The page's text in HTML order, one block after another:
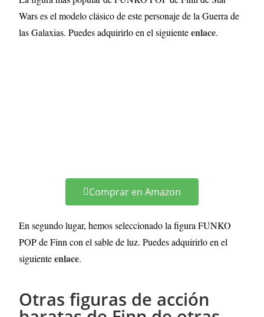
Wars es el modelo clásico de este personaje de la Guerra de
las Galaxias. Puedes adquirirlo en el siguienteenlace.
Comprar en Amazon
En segundo lugar, hemos seleccionado la figura FUNKO
POP de Finn con el sable de luz. Puedes adquirirlo en el
siguienteenlace.
Otras figuras de acción